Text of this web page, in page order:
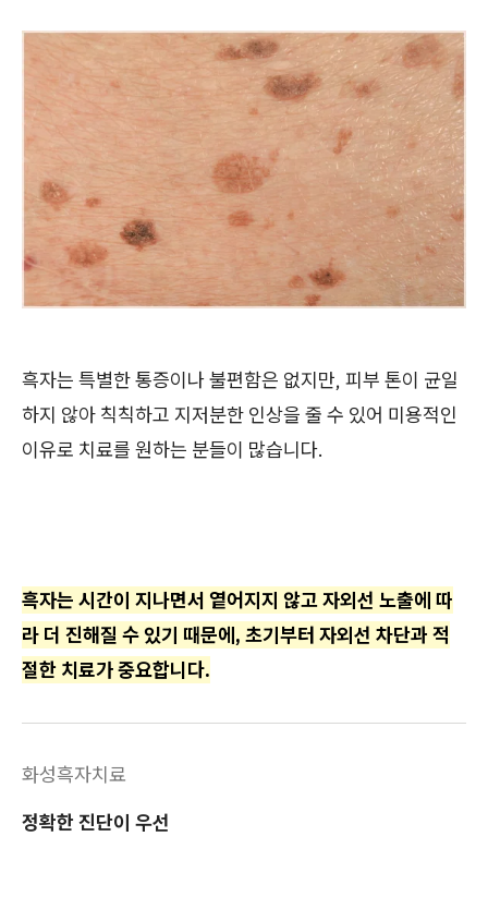
흑자는 특별한 통증이나 불편함은 없지만, 피부 톤이 균일
하지 않아 칙칙하고 지저분한 인상을 줄 수 있어 미용적인
이유로 치료를 원하는 분들이 많습니다.
흑자는 시간이 지나면서 옅어지지 않고 자외선 노출에 따
라 더 진해질 수 있기 때문에, 초기부터 자외선 차단과 적
절한 치료가 중요합니다.
화성흑자치료
정확한 진단이 우선